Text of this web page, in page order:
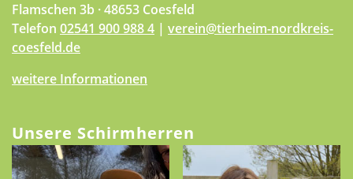
Flamschen 3b · 48653 Coesfeld
Telefon 02541 900 988 4 | verein@tierheim-nordkreis-
coesfeld.de
weitere Informationen
Unsere Schirmherren